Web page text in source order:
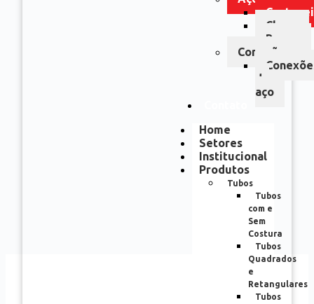
Chapa
Barras
Conexões
de
aço
Home
Setores
Institucional
Produtos
Tubos
Tubos
com e
Sem
Costura
Tubos
Quadrados
e
Retangulares
Tubos